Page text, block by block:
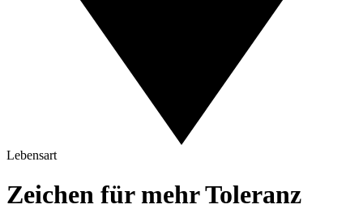
Lebensart
Zeichen für mehr Toleranz